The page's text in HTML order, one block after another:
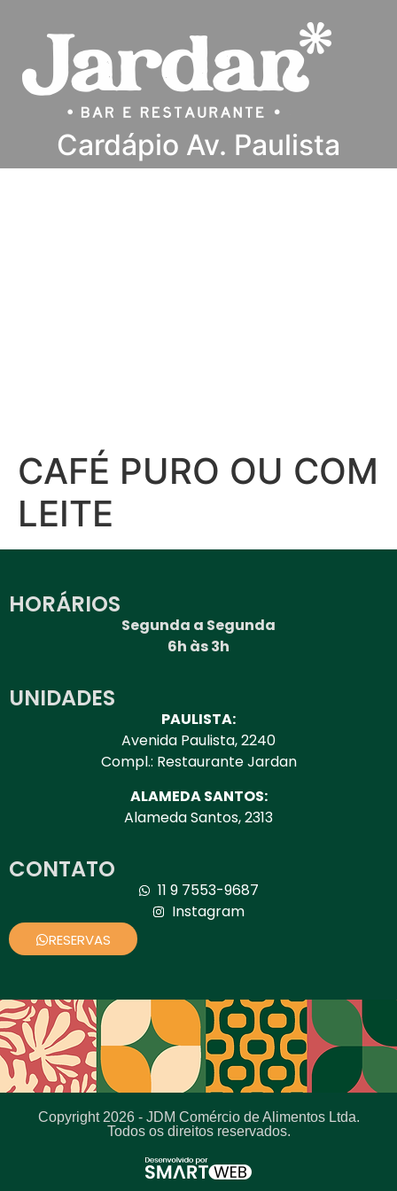
Cardápio Av. Paulista
CAFÉ PURO OU COM
LEITE
HORÁRIOS
Segunda a Segunda
6h às 3h
UNIDADES
PAULISTA:
Avenida Paulista, 2240
Compl.: Restaurante Jardan
ALAMEDA SANTOS:
Alameda Santos, 2313
CONTATO
11 9 7553-9687
Instagram
RESERVAS
Copyright 2026 - JDM Comércio de Alimentos Ltda.
Todos os direitos reservados.